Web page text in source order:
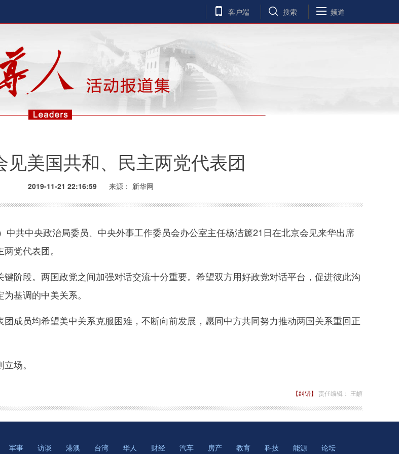
客户端 搜索 频道
见美国共和、民主两党代表团
2019-11-21 22:16:59 来源： 新华网
共中央政治局委员、中央外事工作委员会办公室主任杨洁篪21日在北京会见来华出席
党代表团。
段。两国政党之间加强对话交流十分重要。希望双方用好政党对话平台，促进彼此沟
基调的中美关系。
员均希望美中关系克服困难，不断向前发展，愿同中方共同努力推动两国关系重回正
场。
【纠错】 责任编辑： 王頔
军事 访谈 港澳 台湾 华人 财经 汽车 房产 教育 科技 能源 论坛